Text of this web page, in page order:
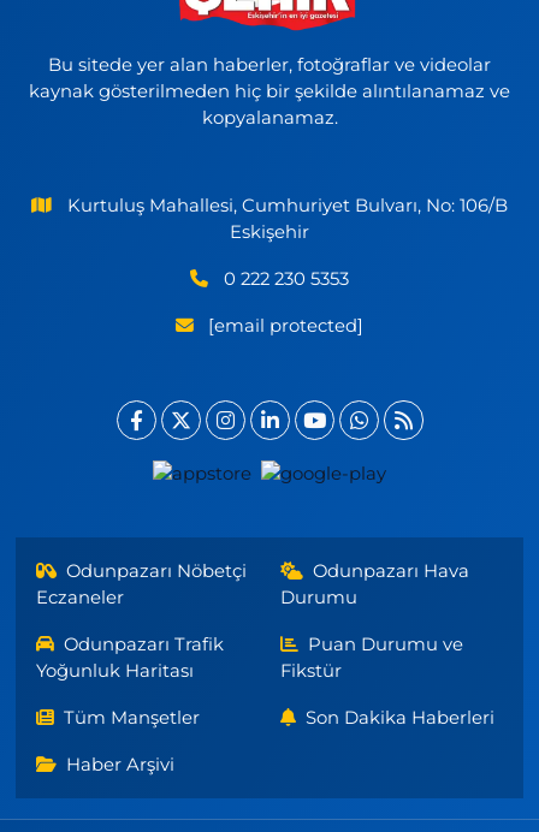
Bu sitede yer alan haberler, fotoğraflar ve videolar
kaynak gösterilmeden hiç bir şekilde alıntılanamaz ve
kopyalanamaz.
Kurtuluş Mahallesi, Cumhuriyet Bulvarı, No: 106/B
Eskişehir
0 222 230 5353
[email protected]
Odunpazarı Nöbetçi
Eczaneler
Odunpazarı Hava
Durumu
Odunpazarı Trafik
Yoğunluk Haritası
Puan Durumu ve
Fikstür
Tüm Manşetler Son Dakika Haberleri
Haber Arşivi